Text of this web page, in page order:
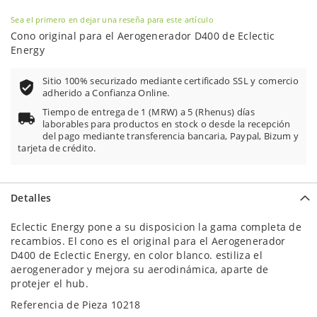
Sea el primero en dejar una reseña para este artículo
Cono original para el Aerogenerador D400 de Eclectic
Energy
Sitio 100% securizado mediante certificado SSL y comercio
adherido a Confianza Online.
Tiempo de entrega de 1 (MRW) a 5 (Rhenus) días
laborables para productos en stock o desde la recepción
del pago mediante transferencia bancaria, Paypal, Bizum y
tarjeta de crédito.
Detalles
Eclectic Energy pone a su disposicion la gama completa de
recambios. El cono es el original para el Aerogenerador
D400 de Eclectic Energy, en color blanco. estiliza el
aerogenerador y mejora su aerodinámica, aparte de
protejer el hub.
Referencia de Pieza 10218